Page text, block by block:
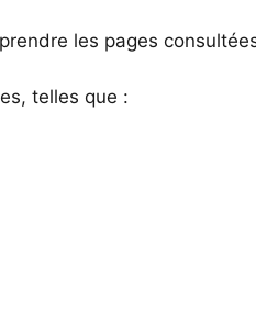
les pages
telles que :